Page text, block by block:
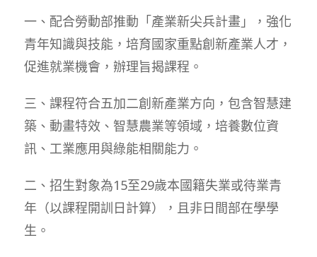
一、配合勞動部推動「產業新尖兵計畫」，強化
青年知識與技能，培育國家重點創新產業人才，
促進就業機會，辦理旨揭課程。
三、課程符合五加二創新產業方向，包含智慧建
築、動畫特效、智慧農業等領域，培養數位資
訊、工業應用與綠能相關能力。
二、招生對象為15至29歲本國籍失業或待業青
年（以課程開訓日計算），且非日間部在學學
生。